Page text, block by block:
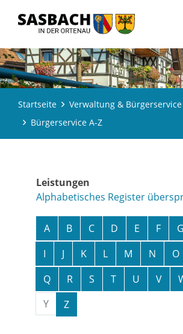
Startseite
Verwaltung & Bürgerservice
Bürgerservice A-Z
Leistungen
Alphabetisches Register
A B C D E F G
I
J K L M N O
Q
R S T U V
Y
Z